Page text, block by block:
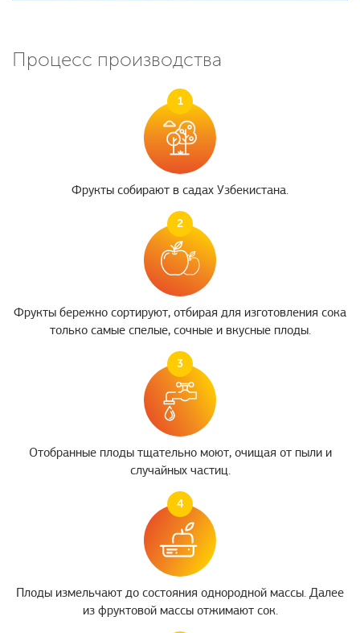
Процесс производства
1
Фрукты собирают в садах Узбекистана.
2
Фрукты бережно сортируют, отбирая для изготовления сока
только самые спелые, сочные и вкусные плоды.
3
Отобранные плоды тщательно моют, очищая от пыли и
случайных частиц.
4
Плоды измельчают до состояния однородной массы. Далее
из фруктовой массы отжимают сок.